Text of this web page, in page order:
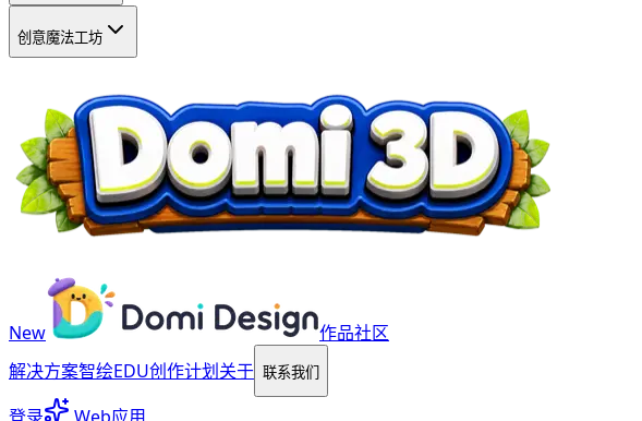
创意魔法工坊
New
作品社区
解决方案智绘EDU创作计划关于 联系我们